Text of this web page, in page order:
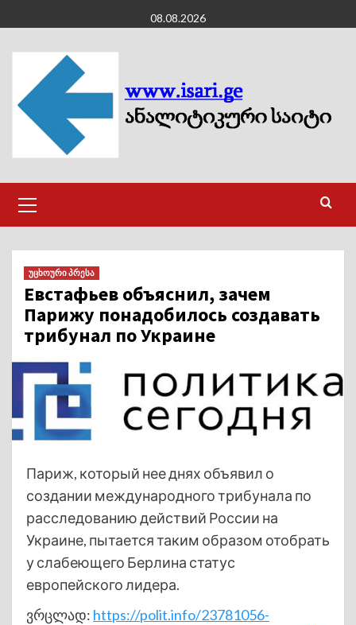
to
content
08.08.2026
Menu
უცხოური პრესა
Евстафьев объяснил, зачем
Парижу понадобилось создавать
трибунал по Украине
Париж, который нее днях объявил о
создании международного трибунала по
расследованию действий России на
Украине, пытается таким образом отобрать
у слабеющего Берлина статус
европейского лидера.
ვრცლად: https://polit.info/23781056-